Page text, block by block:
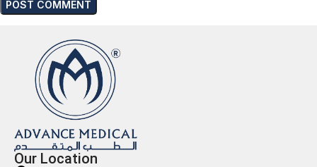
Our Location